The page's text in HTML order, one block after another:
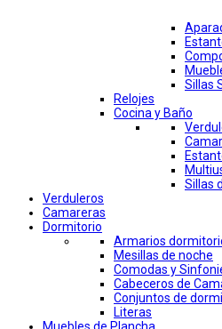
Sillas
Relojes
Cocina y Baño
Sillas
Verduleros
Camareras
Dormitorio
Armarios
Mesillas de noche
Comodas y
Cabeceros de
Conjuntos de
Literas